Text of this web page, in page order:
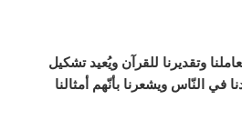
وتقديرنا للقرآن ويُعيد تشكيل
في النّاس ويشعرنا بأنّهم أمثالنا